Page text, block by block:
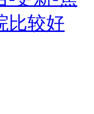
比较好